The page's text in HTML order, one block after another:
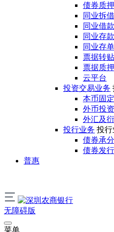
债券质
同业拆借
同业借款
同业存款
同业存
票据转
票据质
云平台
投资交易业务
本币固
外币投资
外汇及
投行业务 投行
债券承
债券发行
普惠
无障碍版
菜单